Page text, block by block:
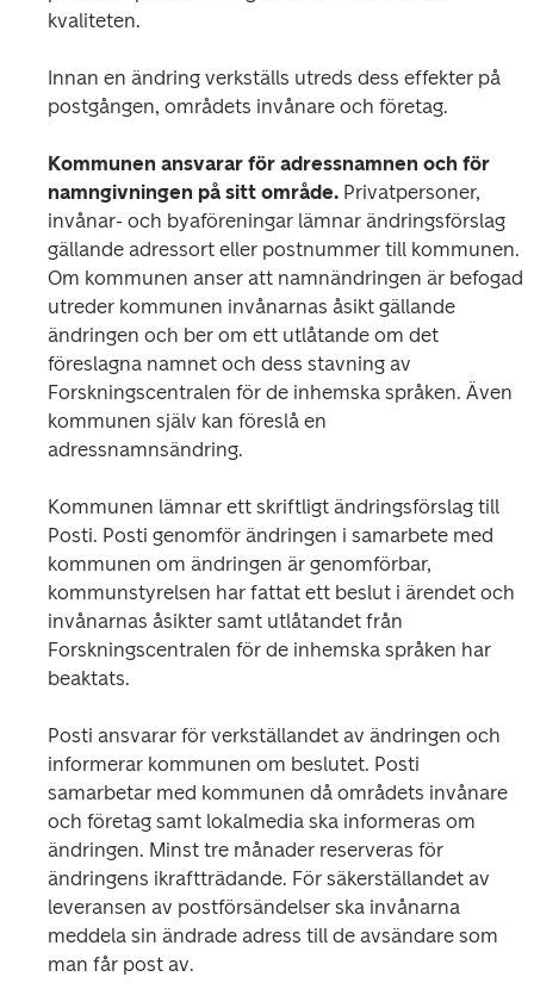
kvaliteten.
Innan en ändring verkställs utreds dess effekter på
postgången, områdets invånare och företag.
Kommunen ansvarar för adressnamnen och för
namngivningen på sitt område. Privatpersoner,
invånar- och byaföreningar lämnar ändringsförslag
gällande adressort eller postnummer till kommunen.
Om kommunen anser att namnändringen är befogad
utreder kommunen invånarnas åsikt gällande
ändringen och ber om ett utlåtande om det
föreslagna namnet och dess stavning av
Forskningscentralen för de inhemska språken. Även
kommunen själv kan föreslå en
adressnamnsändring.
Kommunen lämnar ett skriftligt ändringsförslag till
Posti. Posti genomför ändringen i samarbete med
kommunen om ändringen är genomförbar,
kommunstyrelsen har fattat ett beslut i ärendet och
invånarnas åsikter samt utlåtandet från
Forskningscentralen för de inhemska språken har
beaktats.
Posti ansvarar för verkställandet av ändringen och
informerar kommunen om beslutet. Posti
samarbetar med kommunen då områdets invånare
och företag samt lokalmedia ska informeras om
ändringen. Minst tre månader reserveras för
ändringens ikraftträdande. För säkerställandet av
leveransen av postförsändelser ska invånarna
meddela sin ändrade adress till de avsändare som
man får post av.